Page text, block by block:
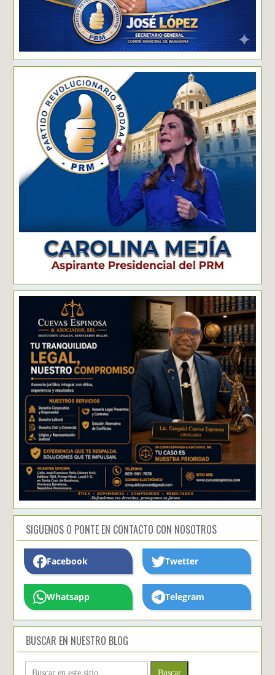
SIGUENOS O PONTE EN CONTACTO CON NOSOTROS
Facebook Twetter
Whatsapp Telegram
BUSCAR EN NUESTRO BLOG